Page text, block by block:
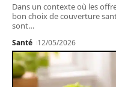
Dans un contexte où les
bon choix de couverture
sont…
Santé 12/05/2026